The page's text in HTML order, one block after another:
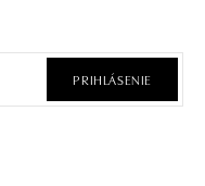
PRIHLÁSENIE